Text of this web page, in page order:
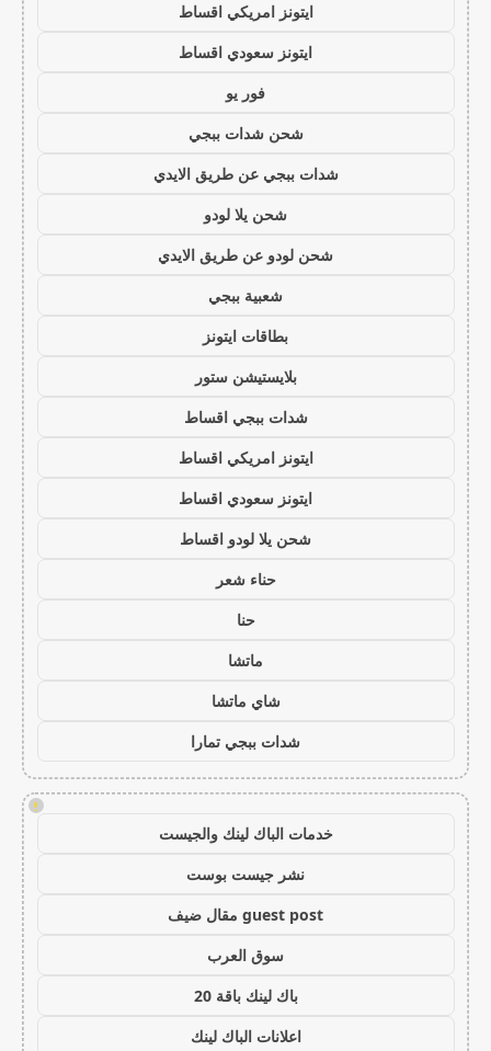
ايتونز امريكي اقساط
ايتونز سعودي اقساط
فور يو
شحن شدات ببجي
شدات ببجي عن طريق الايدي
شحن يلا لودو
شحن لودو عن طريق الايدي
شعبية ببجي
بطاقات ايتونز
بلايستيشن ستور
شدات ببجي اقساط
ايتونز امريكي اقساط
ايتونز سعودي اقساط
شحن يلا لودو اقساط
حناء شعر
حنا
ماتشا
شاي ماتشا
شدات ببجي تمارا
!
خدمات الباك لينك والجيست
نشر جيست بوست
guest post مقال ضيف
سوق العرب
باك لينك باقة 20
اعلانات الباك لينك